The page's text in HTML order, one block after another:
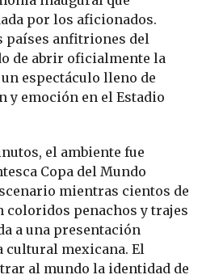
por los aficionados.
países anfitriones del
de abrir oficialmente la
espectáculo lleno de
y emoción en el Estadio
el ambiente fue
Copa del Mundo
mientras cientos de
coloridos penachos y trajes
a una presentación
cultural mexicana. El
al mundo la identidad de